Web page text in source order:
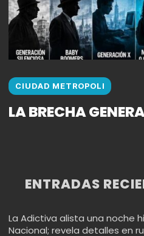
CIUDAD METROPOLI
LA BRECHA
ENTRADAS
La Adictiva alista una noche
Nacional; revela detalles en